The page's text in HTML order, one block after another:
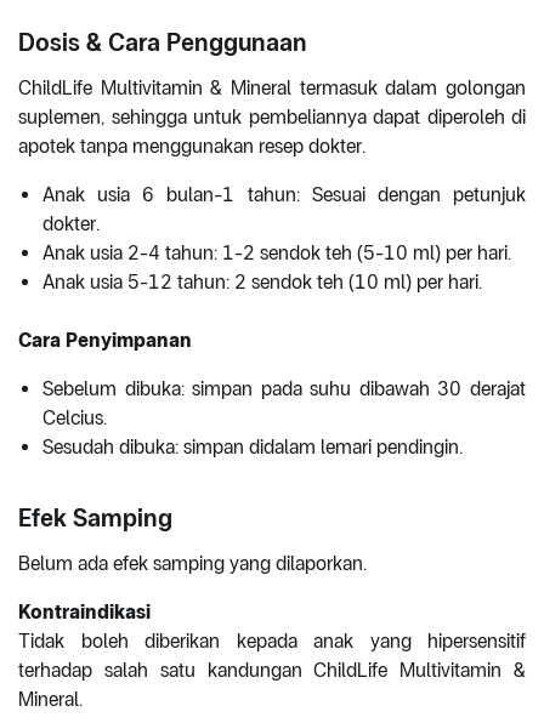
Dosis & Cara Penggunaan
ChildLife Multivitamin & Mineral termasuk dalam golongan
suplemen, sehingga untuk pembeliannya dapat diperoleh di
apotek tanpa menggunakan resep dokter.
Anak usia 6 bulan-1 tahun: Sesuai dengan petunjuk
dokter.
Anak usia 2-4 tahun: 1-2 sendok teh (5-10 ml) per hari.
Anak usia 5-12 tahun: 2 sendok teh (10 ml) per hari.
Cara Penyimpanan
Sebelum dibuka: simpan pada suhu dibawah 30 derajat
Celcius.
Sesudah dibuka: simpan didalam lemari pendingin.
Efek Samping
Belum ada efek samping yang dilaporkan.
Kontraindikasi
Tidak boleh diberikan kepada anak yang hipersensitif
terhadap salah satu kandungan ChildLife Multivitamin &
Mineral.